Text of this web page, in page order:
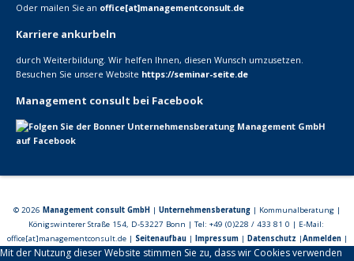
Oder mailen Sie an office[at]managementconsult.de
Karriere ankurbeln
durch Weiterbildung. Wir helfen Ihnen, diesen Wunsch umzusetzen.
Besuchen Sie unsere Website https://seminar-seite.de
Management consult bei Facebook
© 2026 Management consult GmbH | Unternehmensberatung | Kommunalberatung |
Königswinterer Straße 154, D-53227 Bonn | Tel: +49 (0)228 / 433 81 0 | E-Mail:
office[at]managementconsult.de | Seitenaufbau| Impressum| Datenschutz |Anmelden|
Mit der Nutzung dieser Website stimmen Sie zu, dass wir Cookies verwenden